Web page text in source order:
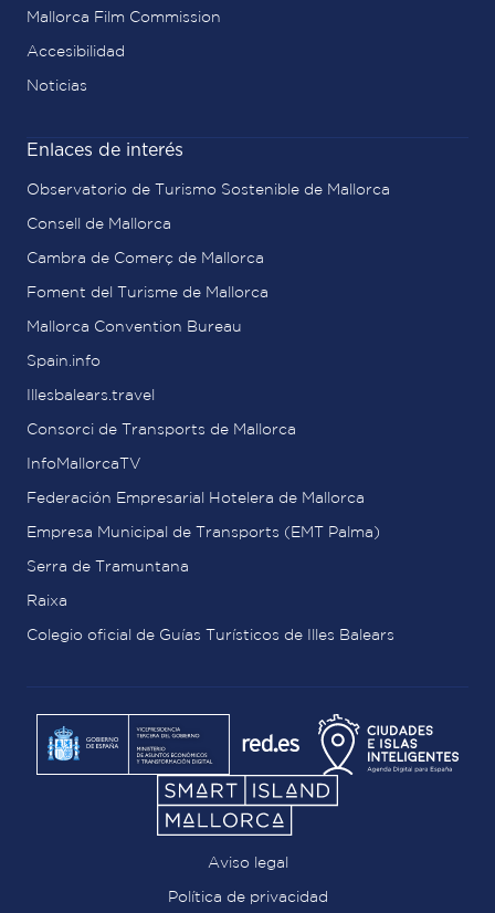
Mallorca Film Commission
Accesibilidad
Noticias
Enlaces de interés
Observatorio de Turismo Sostenible de Mallorca
Consell de Mallorca
Cambra de Comerç de Mallorca
Foment del Turisme de Mallorca
Mallorca Convention Bureau
Spain.info
Illesbalears.travel
Consorci de Transports de Mallorca
InfoMallorcaTV
Federación Empresarial Hotelera de Mallorca
Empresa Municipal de Transports (EMT Palma)
Serra de Tramuntana
Raixa
Colegio oficial de Guías Turísticos de Illes Balears
Aviso legal
Política de privacidad